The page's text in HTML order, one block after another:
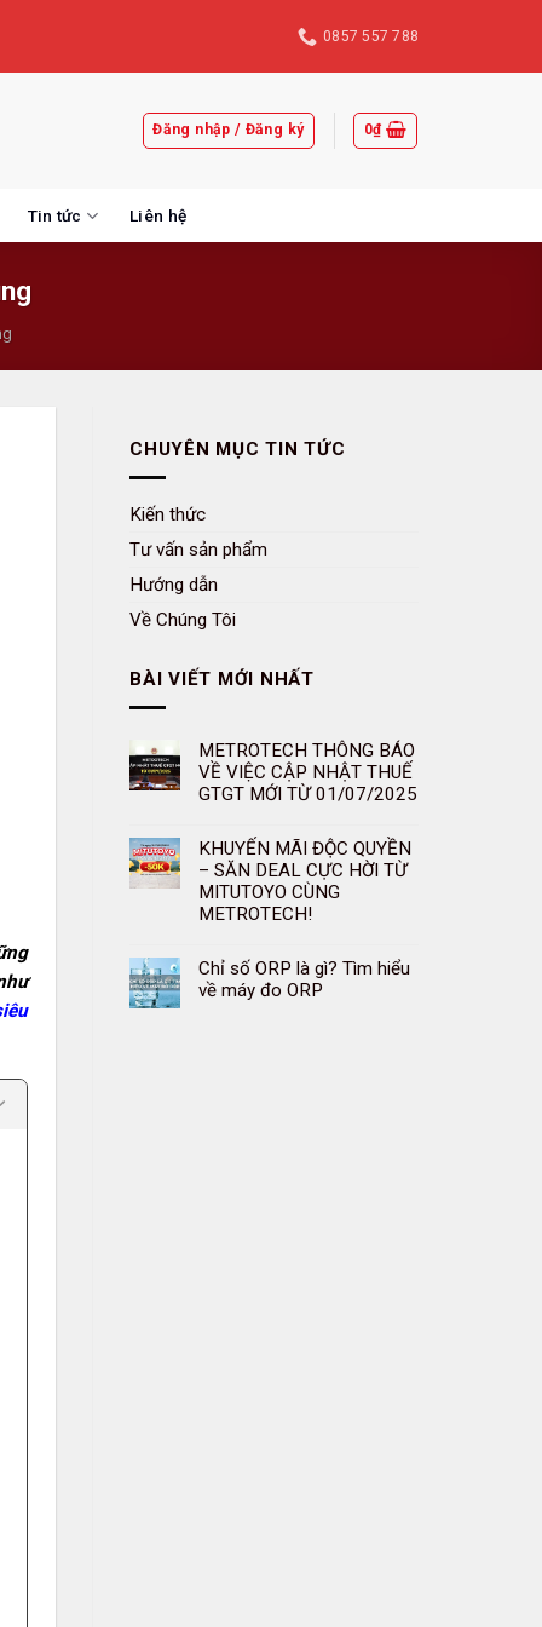
0857 557 788
Đăng nhập / Đăng ký 0₫
Tin tức Liên hệ
CHUYÊN MỤC TIN TỨC
Kiến thức
Tư vấn sản phẩm
Hướng dẫn
Về Chúng Tôi
BÀI VIẾT MỚI NHẤT
METROTECH THÔNG BÁO
VỀ VIỆC CẬP NHẬT THUẾ
GTGT MỚI TỪ 01/07/2025
KHUYẾN MÃI ĐỘC QUYỀN
– SĂN DEAL CỰC HỜI TỪ
MITUTOYO CÙNG
METROTECH!
Chỉ số ORP là gì? Tìm hiểu
về máy đo ORP